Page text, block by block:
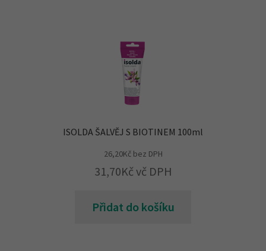
ISOLDA ŠALVĚJ S BIOTINEM 100ml
26,20Kčbez DPH
31,70Kč vč DPH
Přidat do košíku